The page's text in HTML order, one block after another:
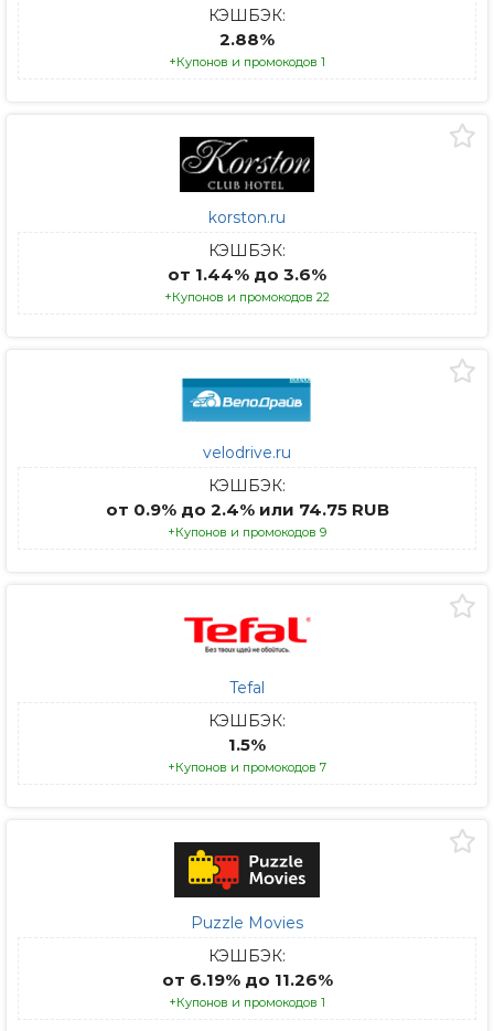
КЭШБЭК:
2.88%
+Купонов и промокодов 1
korston.ru
КЭШБЭК:
от 1.44% до 3.6%
+Купонов и промокодов 22
velodrive.ru
КЭШБЭК:
от 0.9% до 2.4% или 74.75 RUB
+Купонов и промокодов 9
Tefal
КЭШБЭК:
1.5%
+Купонов и промокодов 7
Puzzle Movies
КЭШБЭК:
от 6.19% до 11.26%
+Купонов и промокодов 1